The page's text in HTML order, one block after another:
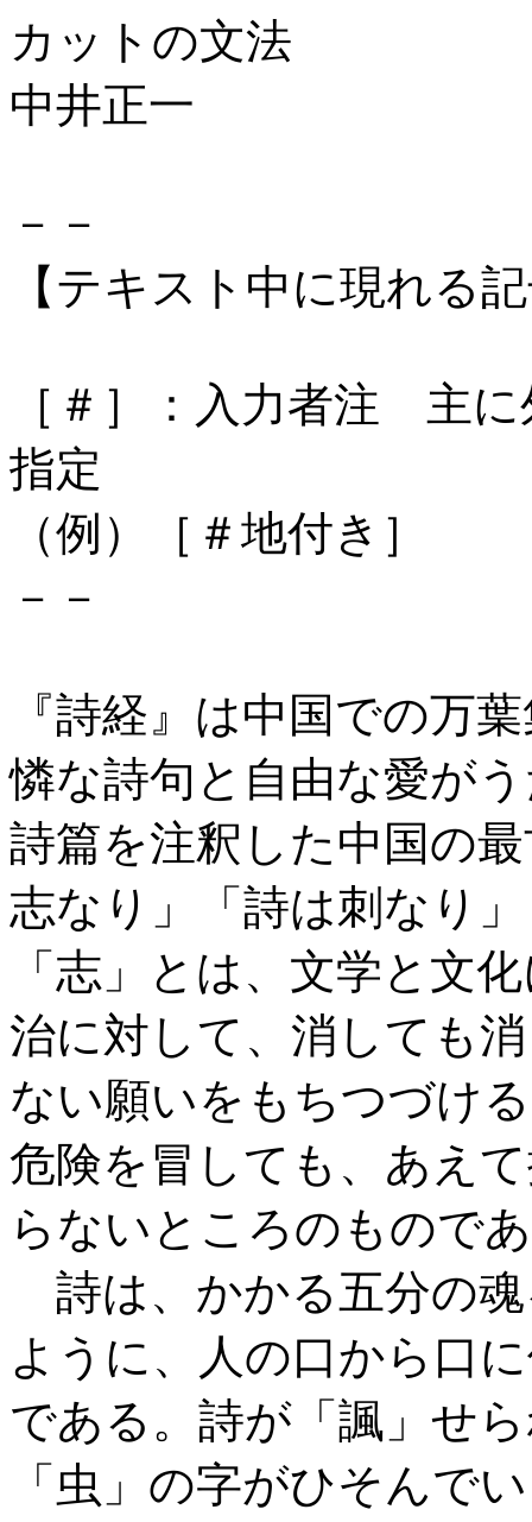
カットの文法
中井正一
－－
【テキスト中に現れる
［＃］：入力者注 主
指定
（例）［＃地付き］
－－
『詩経』は中国での万
憐な詩句と自由な愛が
詩篇を注釈した中国の
志なり」「詩は刺なり
「志」とは、文学と文
治に対して、消しても
ない願いをもちつづけ
危険を冒しても、あえ
らないところのもので
詩は、かかる五分の
ように、人の口から口
である。詩が「諷」せ
「虫」の字がひそんで